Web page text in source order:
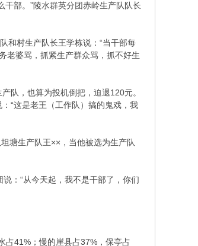
部。”陵水群英分团赤岭生产队队长
和村生产队长王学栋说：“当干部每
老婆骂，抓紧生产群众骂，抓不好生
队，也算为投机倒把，迫退120元。
“这是老王（工作队）搞的鬼戏，我
塘生产队王××，当他被选为生产队
：“从今天起，我不是干部了，你们
占41%；慢的崖县占37%，保亭占